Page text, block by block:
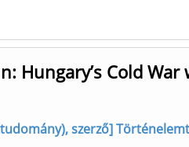
Hungary’s Cold
szerző]